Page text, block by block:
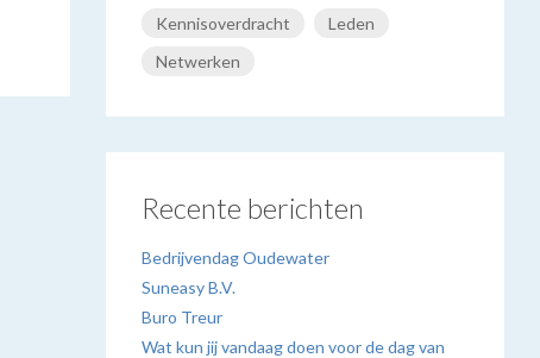
Kennisoverdracht
Leden
Netwerken
Recente berichten
Bedrijvendag Oudewater
Suneasy B.V.
Buro Treur
Wat kun jij vandaag doen voor de dag van